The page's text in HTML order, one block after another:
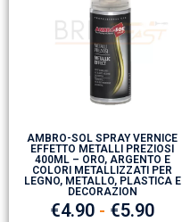
AMBRO-SOL SPRAY VERNICE
EFFETTO METALLI PREZIOSI
400ML – ORO, ARGENTO E
COLORI METALLIZZATI PER
LEGNO, METALLO, PLASTICA E
DECORAZION
€4.90 - €5.90